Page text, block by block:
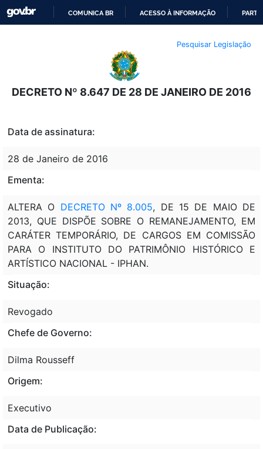
O
CONTEÚDO
COMUNICA BR ACESSO À INFORMAÇÃO
Pesquisar Legislação
DECRETO Nº 8.647 DE 28 DE JANEIRO DE 2016
Data de assinatura:
28 de Janeiro de 2016
Ementa:
ALTERA O DECRETO Nº 8.005, DE 15 DE MAIO DE
2013, QUE DISPÕE SOBRE O REMANEJAMENTO, EM
CARÁTER TEMPORÁRIO, DE CARGOS EM COMISSÃO
PARA O INSTITUTO DO PATRIMÔNIO HISTÓRICO E
ARTÍSTICO NACIONAL - IPHAN.
Situação:
Revogado
Chefe de Governo:
Dilma Rousseff
Origem:
Executivo
Data de Publicação: